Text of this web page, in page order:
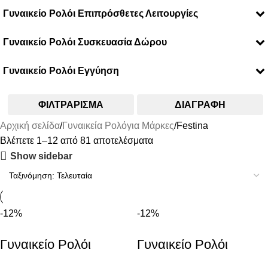
30mm
32,5mm
33mm
37mm
38mm
39mm
Κατάλληλο για Κολύμβηση
Γυναικείο Ρολόι Επιπρόσθετες Λειτουργίες
Date
Multifunction
Γυναικείο Ρολόι Συσκευασία Δώρου
Γυναικείο Ρολόι Εγγύηση
ΦΙΛΤΡΆΡΙΣΜΑ ΔΙΑΓΡΑΦΉ
Αρχική σελίδα Γυναικεία Ρολόγια Μάρκες Festina
Βλέπετε 1–12 από 81 αποτελέσματα
Show sidebar
-12%
Γυναικείο Ρολόι
-12%
Γυναικείο Ρολόι